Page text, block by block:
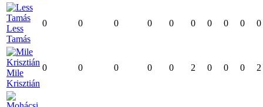
Less
Tamás
0 0 0 0 0 0 0 0 0 0
Mile
Krisztián
0 0 0 0 0 2 0 0 0 2